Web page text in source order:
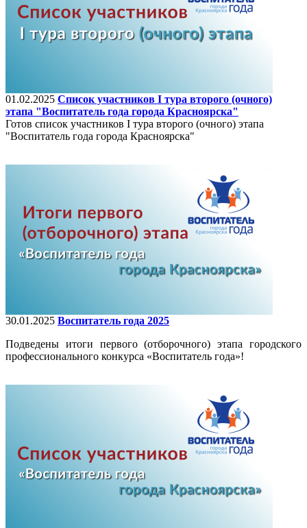
01.02.2025 Список участников I тура второго (очного)
этапа "Воспитатель года города Красноярска"
Готов список участников I тура второго (очного) этапа
"Воспитатель года города Красноярска"
30.01.2025 Воспитатель года 2025
Подведены итоги первого (отборочного) этапа городского
профессионального конкурса «Воспитатель года»!